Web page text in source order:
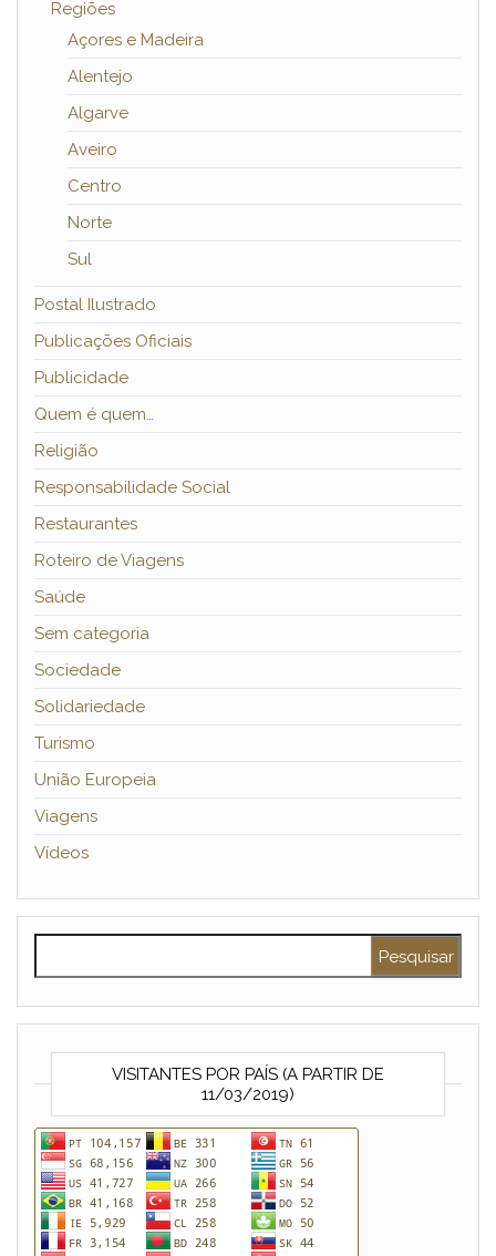
Regiões
Açores e Madeira
Alentejo
Algarve
Aveiro
Centro
Norte
Sul
Postal Ilustrado
Publicações Oficiais
Publicidade
Quem é quem…
Religião
Responsabilidade Social
Restaurantes
Roteiro de Viagens
Saúde
Sem categoria
Sociedade
Solidariedade
Turismo
União Europeia
Viagens
Vídeos
VISITANTES POR PAÍS (A PARTIR DE
11/03/2019)